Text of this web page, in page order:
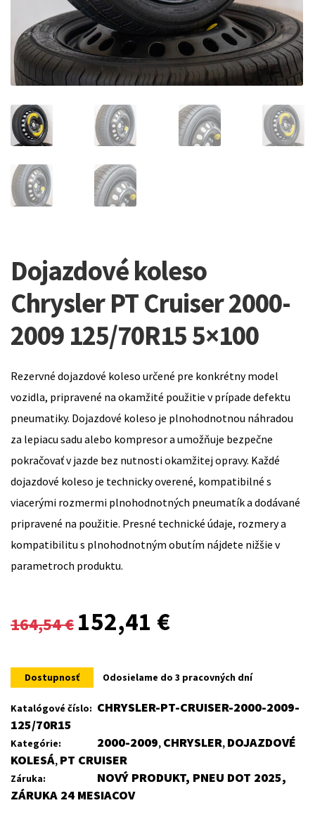
Dojazdové koleso
Chrysler PT Cruiser 2000-
2009 125/70R15 5×100
Rezervné dojazdové koleso určené pre konkrétny model
vozidla, pripravené na okamžité použitie v prípade defektu
pneumatiky. Dojazdové koleso je plnohodnotnou náhradou
za lepiacu sadu alebo kompresor a umožňuje bezpečne
pokračovať v jazde bez nutnosti okamžitej opravy. Každé
dojazdové koleso je technicky overené, kompatibilné s
viacerými rozmermi plnohodnotných pneumatík a dodávané
pripravené na použitie. Presné technické údaje, rozmery a
kompatibilitu s plnohodnotným obutím nájdete nižšie v
parametroch produktu.
164,54€
Original
was:
164,54 €.
152,41 €
is:
152,41 €.
Dostupnosť Odosielame do 3 pracovných dní
Katalógové číslo: CHRYSLER-PT-CRUISER-2000-2009-
125/70R15
Kategórie: 2000-2009, CHRYSLER, DOJAZDOVÉ
KOLESÁ, PT CRUISER
Záruka:
NOVÝ PRODUKT, PNEU DOT 2025,
ZÁRUKA 24 MESIACOV